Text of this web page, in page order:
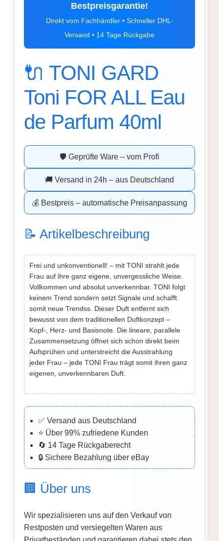
Bestpreisgarantie!
Direkt vom Fachhändler • Schneller DHL-
Versand • 14 Tage Rückgabe
🔌 TONI GARD
Toni FOR ALL Eau
de Parfum 40ml
🛡️ Geprüfte Ware – vom Profi
🚚 Versand in 24h – aus Deutschland
💰 Bestpreis – automatische Preisanpassung
📝 Artikelbeschreibung
Frei und unkonventionell! – mit TONI strahlt jede
Frau auf ihre ganz eigene, unvergessliche Weise.
Vollkommen und absolut unverkennbar. TONI folgt
keinem Trend sondern setzt Signale und schafft
somit neue Trendss. Dieser Duft entfernt sich
bewusst von dem traditionellen Duftkonzept –
Kopf-, Herz- und Basisnote. Die lineare, parallele
Zusammensetzung öffnet sich schon direkt beim
Aufsprühen und unterstreicht die Ausstrahlung
jeder Frau – jede TONI Frau trägt somit ihren ganz
eigenen, unverkennbaren Duft.
✅ Versand aus Deutschland
⭐ Über 99% zufriedene Kunden
🔄 14 Tage Rückgaberecht
🔒 Sichere Bezahlung über eBay
🏢 Über uns
Wir spezialisieren uns auf den Verkauf von
Restposten und versiegelten Waren aus